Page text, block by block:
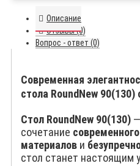
Описание
Отзывы (0)
Вопрос - ответ (0)
Современная
стола RoundNew 90(130)
Стол RoundNew 90(130)
сочетание
материалов и
стол станет настоящим